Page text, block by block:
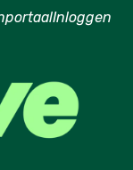
Inloggen